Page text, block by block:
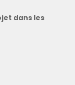
dans les